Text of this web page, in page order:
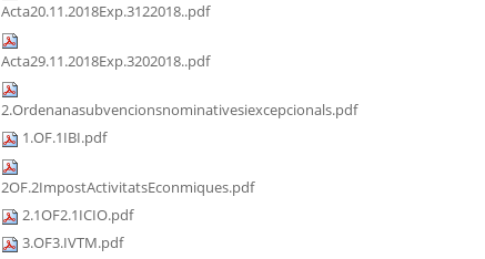
Acta20.11.2018Exp.3122018..pdf
Acta29.11.2018Exp.3202018..pdf
2.Ordenanasubvencionsnominativesiexcepcionals.pdf
1.OF.1IBI.pdf
2OF.2ImpostActivitatsEconmiques.pdf
2.1OF2.1ICIO.pdf
3.OF3.IVTM.pdf